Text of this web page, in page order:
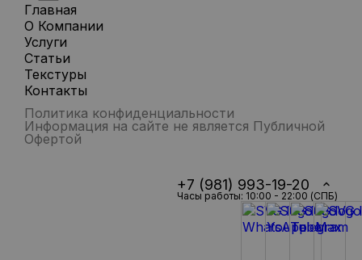
Главная
О Компании
Услуги
Статьи
Текстуры
Контакты
Политика конфиденциальности
Информация на сайте не является Публичной
Офертой
+7 (981) 993-19-20
Часы работы: 10:00 - 22:00 (СПБ)